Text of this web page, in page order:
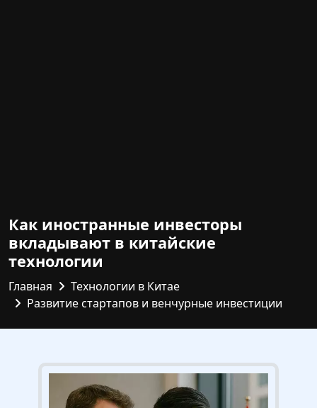
Как иностранные инвесторы
вкладывают в китайские
технологии
Главная
Технологии в Китае
Развитие стартапов и венчурные инвестиции